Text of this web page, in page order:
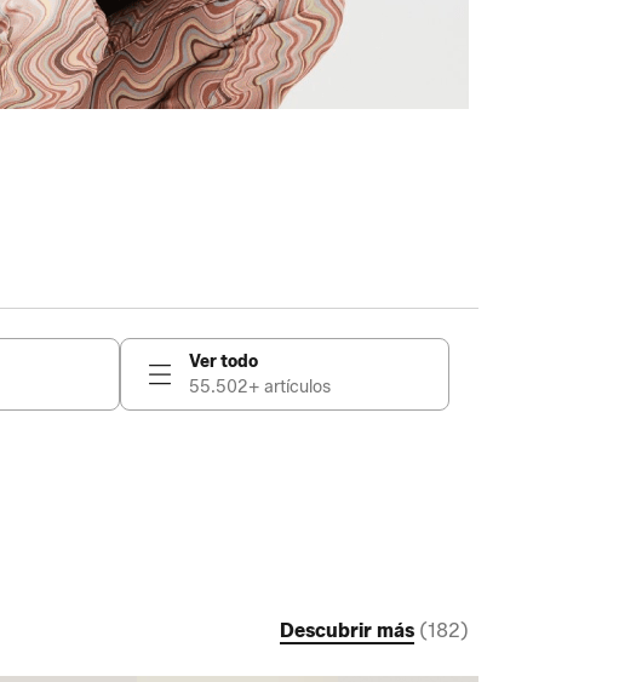
Ver todo
55.502+ artículos
Descubrir más (182)